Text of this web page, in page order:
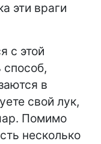
эти враги
с этой
в
свой лук,
Помимо
несколько